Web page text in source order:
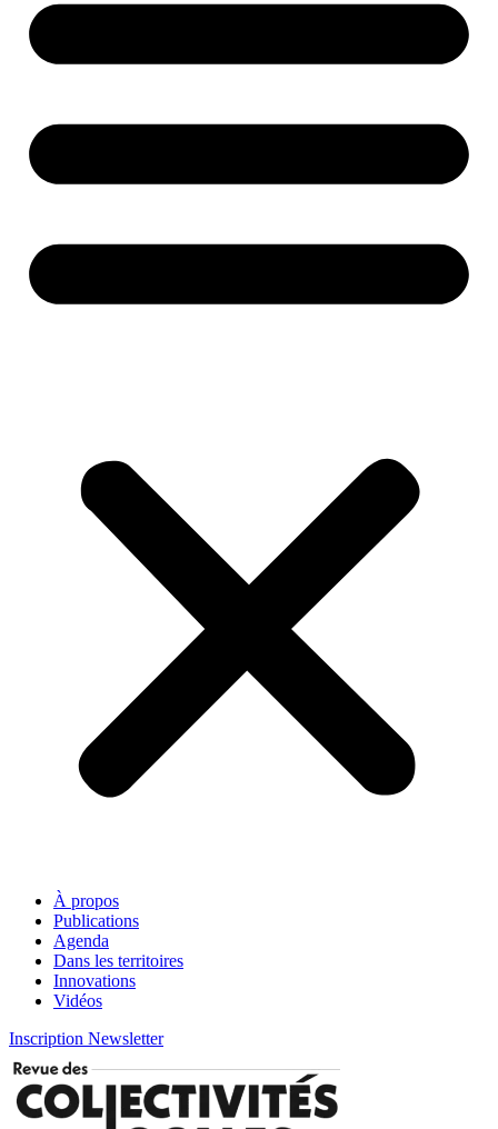
À propos
Publications
Agenda
Dans les territoires
Innovations
Vidéos
Inscription Newsletter